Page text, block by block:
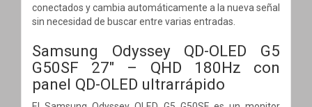
conectados y cambia automáticamente a la nueva señal
sin necesidad de buscar entre varias entradas.
Samsung Odyssey QD-OLED G5
G50SF 27" – QHD 180Hz con
panel QD-OLED ultrarrápido